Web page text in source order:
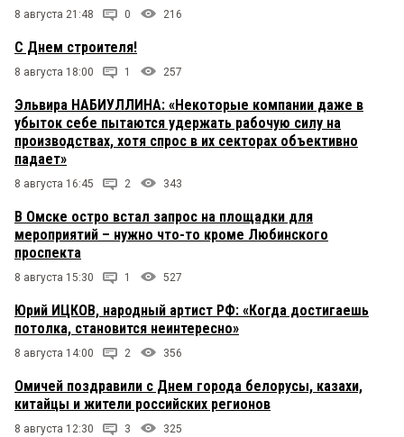
8 августа 21:48 0 216
С Днем строителя!
8 августа 18:00 1 257
Эльвира НАБИУЛЛИНА: «Некоторые компании даже в
убыток себе пытаются удержать рабочую силу на
производствах, хотя спрос в их секторах объективно
падает»
8 августа 16:45 2 343
В Омске остро встал запрос на площадки для
мероприятий – нужно что-то кроме Любинского
проспекта
8 августа 15:30 1 527
Юрий ИЦКОВ, народный артист РФ: «Когда достигаешь
потолка, становится неинтересно»
8 августа 14:00 2 356
Омичей поздравили с Днем города белорусы, казахи,
китайцы и жители российских регионов
8 августа 12:30 3 325